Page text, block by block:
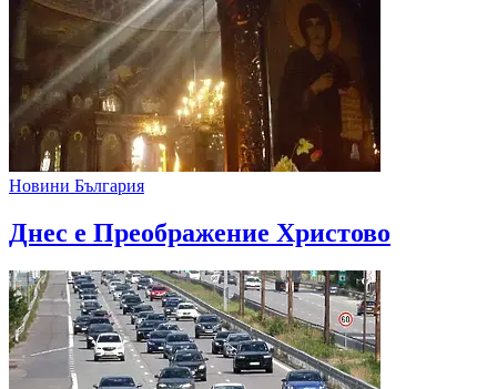
Новини България
Днес е Преображение Христово